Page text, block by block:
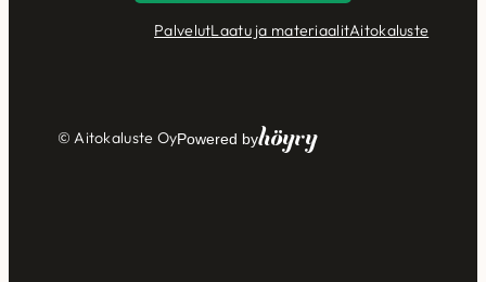
PalvelutLaatu ja materiaalitAitokaluste
© Aitokaluste OyPowered byHöyry